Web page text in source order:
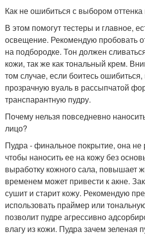
Как не ошибиться с выбором
В этом помогут тестеры и главное,
освещение. Рекомендую пробовать
на подбородке. Тон должен
кожи, так же как тональный крем.
том случае, если боитесь
прозрачную вуаль в рассыпчатой
транспарантную пудру.
Почему нельзя повседневно
лицо?
Пудра - финальное покрытие, она не
чтобы наносить ее на кожу без
выработку кожного сала, повышает
временем может привести к акне.
сушит и старит кожу. Рекомендую
использовать праймер или
позволит пудре агрессивно
влагу из кожи. Пудра зачем зеленая